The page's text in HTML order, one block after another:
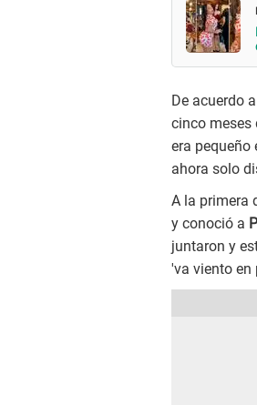
De acuerdo
cinco meses
era pequeño
ahora solo
A la primera
y conoció a
juntaron y
'va viento en